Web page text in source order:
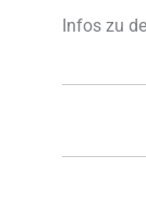
Infos zu